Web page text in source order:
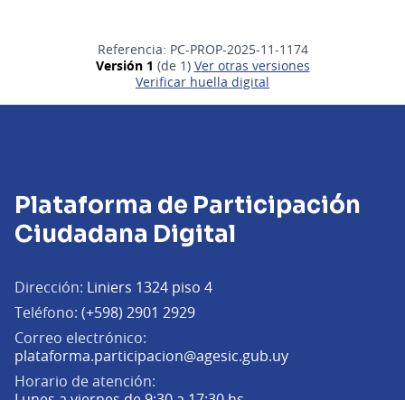
Referencia: PC-PROP-2025-11-1174
Versión 1 (de 1)
ver otras versiones
Verificar huella digital
Plataforma de Participación
Ciudadana Digital
Dirección: Liniers 1324 piso 4
Teléfono: (+598) 2901 2929
Correo electrónico:
plataforma.participacion@agesic.gub.uy(Abrir en una
Horario de atención: